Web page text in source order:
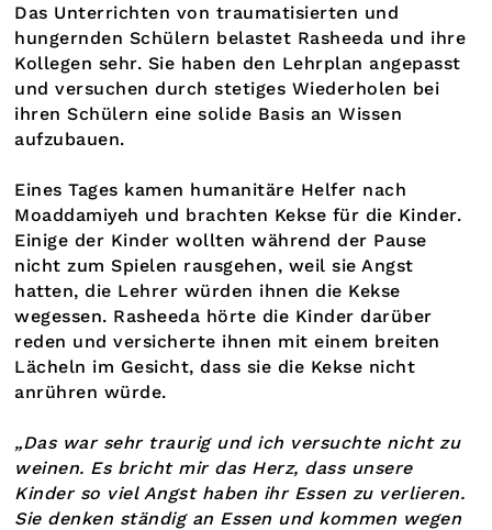
Das Unterrichten von traumatisierten und
hungernden Schülern belastet Rasheeda und ihre
Kollegen sehr. Sie haben den Lehrplan angepasst
und versuchen durch stetiges Wiederholen bei
ihren Schülern eine solide Basis an Wissen
aufzubauen.
Eines Tages kamen humanitäre Helfer nach
Moaddamiyeh und brachten Kekse für die Kinder.
Einige der Kinder wollten während der Pause
nicht zum Spielen rausgehen, weil sie Angst
hatten, die Lehrer würden ihnen die Kekse
wegessen. Rasheeda hörte die Kinder darüber
reden und versicherte ihnen mit einem breiten
Lächeln im Gesicht, dass sie die Kekse nicht
anrühren würde.
„Das war sehr traurig und ich versuchte nicht zu
weinen. Es bricht mir das Herz, dass unsere
Kinder so viel Angst haben ihr Essen zu verlieren.
Sie denken ständig an Essen und kommen wegen